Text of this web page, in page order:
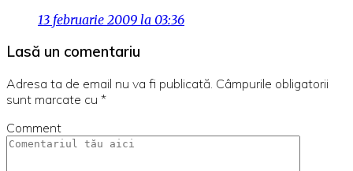
13 februarie 2009 la 03:36
Lasă un comentariu
Adresa ta de email nu va fi publicată. Câmpurile obligatorii
sunt marcate cu *
Comment